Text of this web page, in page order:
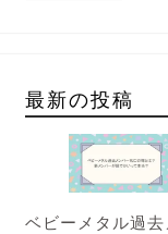
最新の投稿
ベビーメタル過